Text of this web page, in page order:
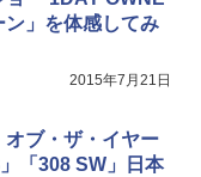
ン」を体感してみ
2015年7月21日
ブ・ザ・イヤー
「308 SW」日本